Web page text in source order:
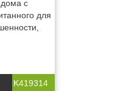
K419314